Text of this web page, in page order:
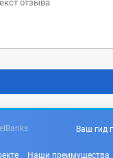
Ваш гид
Наши преимущества